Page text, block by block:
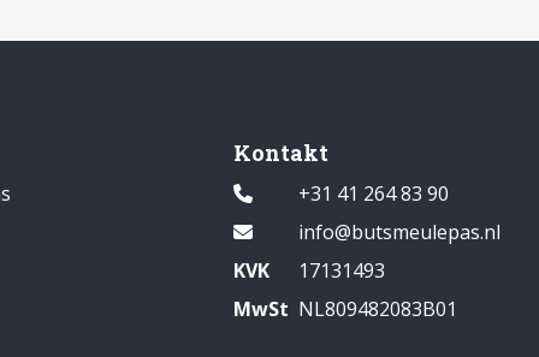
Kontakt
+31 41 264 83 90
info@butsmeulepas.nl
KVK
17131493
MwSt NL809482083B01